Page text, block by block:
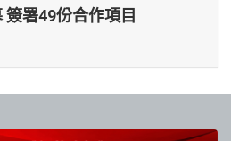
署49份合作項目